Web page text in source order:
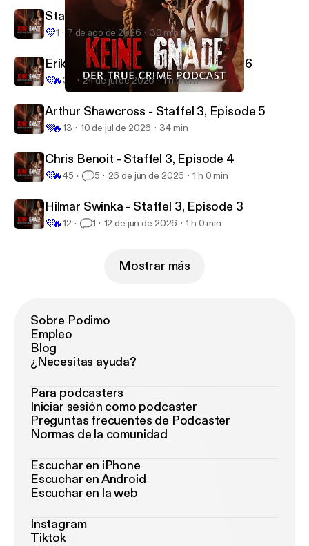
Keine Gnade
Staffel 3, Episode 7: Frauke Liebs
💜1 7 de ago de 2026 30 min
Erika & BJ Sifrit - Staffel 3, Episode 6
💜🔥 32 24 de jul de 2026 1 h 0 min
Arthur Shawcross - Staffel 3, Episode 5
💜🔥13 10 de jul de 2026 34 min
Chris Benoit - Staffel 3, Episode 4
💜🔥45 5 26 de jun de 2026 1 h 0 min
Hilmar Swinka - Staffel 3, Episode 3
💜🔥12 1 12 de jun de 2026 1 h 0 min
Mostrar más
Sobre Podimo
Empleo
Blog
¿Necesitas ayuda?
Para podcasters
Iniciar sesión como podcaster
Preguntas frecuentes de Podcaster
Normas de la comunidad
Escuchar en iPhone
Escuchar en Android
Escuchar en la web
Instagram
Tiktok